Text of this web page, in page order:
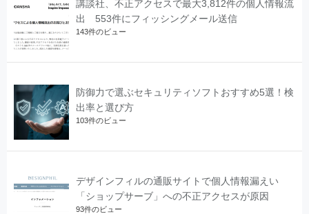
講談社、不正アクセスで最大3,812件の個人情報流
出 553件にフィッシングメール送信
143件のビュー
防御力で選ぶセキュリティソフトおすすめ5選！検
出率と選び方
103件のビュー
デザインフィルの通販サイトで個人情報漏えい
「ショップサーブ」への不正アクセスが原因
93件のビュー